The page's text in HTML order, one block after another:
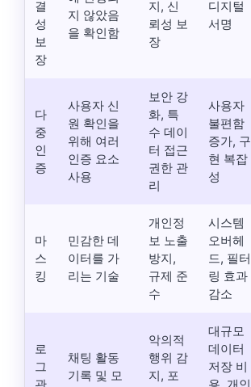
결
성
보
장
지 않았음
을 확인함
지, 신
뢰성 보
장
디지털
서명
다
중
인
증
사용자 신
원 확인을
위해 여러
인증 요소
사용
보안 강
화, 특
수 데이
터 접근
권한 관
리
사용자
불편함
증가, 구
현 복잡
성
마
스
킹
민감한 데
이터를 가
리는 기술
개인정
보 노출
방지,
규제 준
수
시스템
오버헤
드, 필터
링 효과
감소
로
그
관
채팅 활동
기록 및 모
악의적
행위 감
지, 포
대규모
데이터
저장 비
용, 개인